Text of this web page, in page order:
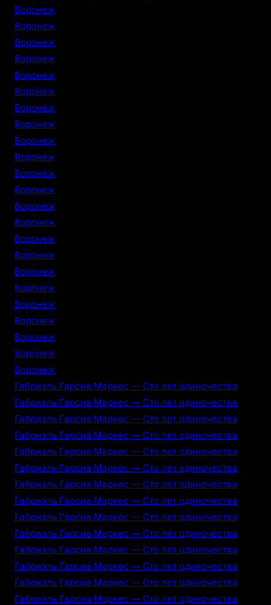
Воронеж
Воронеж
Воронеж
Воронеж
Воронеж
Воронеж
Воронеж
Воронеж
Воронеж
Воронеж
Воронеж
Воронеж
Воронеж
Воронеж
Воронеж
Воронеж
Воронеж
Воронеж
Воронеж
Воронеж
Воронеж
Воронеж
Воронеж
Габриэль Гарсиа Маркес — Сто лет одиночества
Габриэль Гарсиа Маркес — Сто лет одиночества
Габриэль Гарсиа Маркес — Сто лет одиночества
Габриэль Гарсиа Маркес — Сто лет одиночества
Габриэль Гарсиа Маркес — Сто лет одиночества
Габриэль Гарсиа Маркес — Сто лет одиночества
Габриэль Гарсиа Маркес — Сто лет одиночества
Габриэль Гарсиа Маркес — Сто лет одиночества
Габриэль Гарсиа Маркес — Сто лет одиночества
Габриэль Гарсиа Маркес — Сто лет одиночества
Габриэль Гарсиа Маркес — Сто лет одиночества
Габриэль Гарсиа Маркес — Сто лет одиночества
Габриэль Гарсиа Маркес — Сто лет одиночества
Габриэль Гарсиа Маркес — Сто лет одиночества